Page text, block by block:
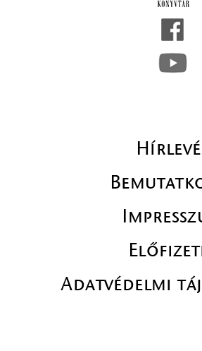
Adatvédelmi